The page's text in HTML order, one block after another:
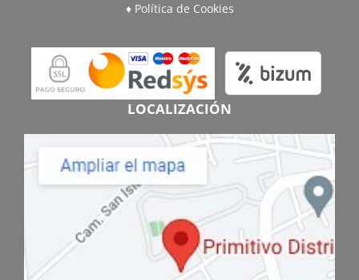
Política de Cookies
LOCALIZACIÓN